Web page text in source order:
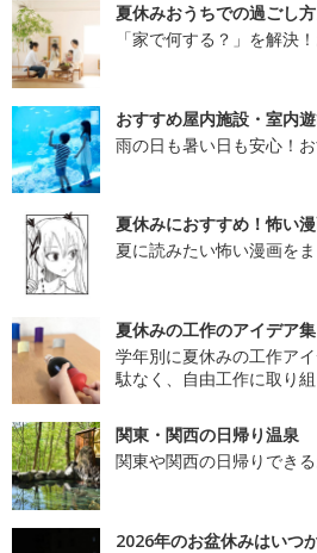
夏休みおうちでの過ごし
「家で何する？」を解決
おすすめ屋内施設・室内
雨の日も暑い日も安心！
夏休みにおすすめ！怖い
夏に読みたい怖い漫画を
夏休みの工作のアイデア集
学年別に夏休みの工作ア
駄なく、自由工作に取り組
関東・関西の日帰り温泉
関東や関西の日帰りでき
2026年のお盆休みはいつ